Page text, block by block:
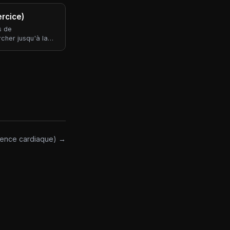
aérobie
structurée pour
facile,
de
jusqu'à la
cardiaque) →